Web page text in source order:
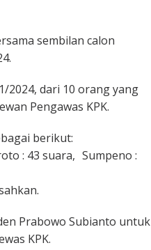
sembilan calon
2024, dari 10 orang yang
Pengawas KPK.
berikut:
: 43 suara, Sumpeno :
Prabowo Subianto untuk
KPK.